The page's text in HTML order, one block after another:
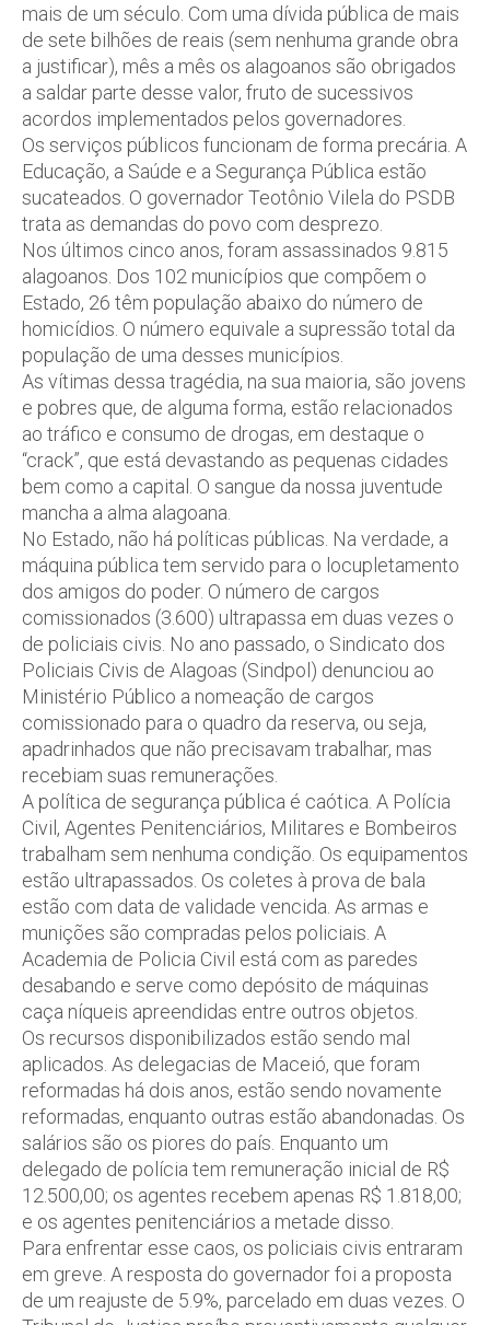
mais de um século. Com uma dívida pública de mais
de sete bilhões de reais (sem nenhuma grande obra
a justificar), mês a mês os alagoanos são obrigados
a saldar parte desse valor, fruto de sucessivos
acordos implementados pelos governadores.
Os serviços públicos funcionam de forma precária. A
Educação, a Saúde e a Segurança Pública estão
sucateados. O governador Teotônio Vilela do PSDB
trata as demandas do povo com desprezo.
Nos últimos cinco anos, foram assassinados 9.815
alagoanos. Dos 102 municípios que compõem o
Estado, 26 têm população abaixo do número de
homicídios. O número equivale a supressão total da
população de uma desses municípios.
As vítimas dessa tragédia, na sua maioria, são jovens
e pobres que, de alguma forma, estão relacionados
ao tráfico e consumo de drogas, em destaque o
“crack”, que está devastando as pequenas cidades
bem como a capital. O sangue da nossa juventude
mancha a alma alagoana.
No Estado, não há políticas públicas. Na verdade, a
máquina pública tem servido para o locupletamento
dos amigos do poder. O número de cargos
comissionados (3.600) ultrapassa em duas vezes o
de policiais civis. No ano passado, o Sindicato dos
Policiais Civis de Alagoas (Sindpol) denunciou ao
Ministério Público a nomeação de cargos
comissionado para o quadro da reserva, ou seja,
apadrinhados que não precisavam trabalhar, mas
recebiam suas remunerações.
A política de segurança pública é caótica. A Polícia
Civil, Agentes Penitenciários, Militares e Bombeiros
trabalham sem nenhuma condição. Os equipamentos
estão ultrapassados. Os coletes à prova de bala
estão com data de validade vencida. As armas e
munições são compradas pelos policiais. A
Academia de Policia Civil está com as paredes
desabando e serve como depósito de máquinas
caça níqueis apreendidas entre outros objetos.
Os recursos disponibilizados estão sendo mal
aplicados. As delegacias de Maceió, que foram
reformadas há dois anos, estão sendo novamente
reformadas, enquanto outras estão abandonadas. Os
salários são os piores do país. Enquanto um
delegado de polícia tem remuneração inicial de R$
12.500,00; os agentes recebem apenas R$ 1.818,00;
e os agentes penitenciários a metade disso.
Para enfrentar esse caos, os policiais civis entraram
em greve. A resposta do governador foi a proposta
de um reajuste de 5.9%, parcelado em duas vezes. O